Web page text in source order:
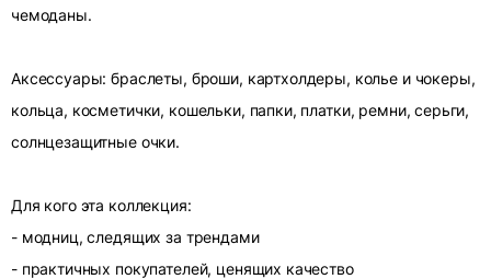
чемоданы.
Аксессуары: браслеты, броши, картхолдеры, колье и чокеры,
кольца, косметички, кошельки, папки, платки, ремни, серьги,
солнцезащитные очки.
Для кого эта коллекция:
- модниц, следящих за трендами
- практичных покупателей, ценящих качество